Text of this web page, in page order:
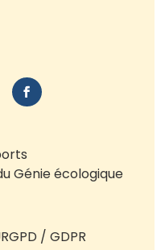
Génie écologique
RGPD / GDPR